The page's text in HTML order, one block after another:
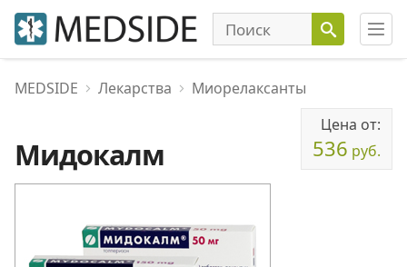
MEDSIDE Лекарства Миорелаксанты
Мидокалм
Цена от:
536 руб.